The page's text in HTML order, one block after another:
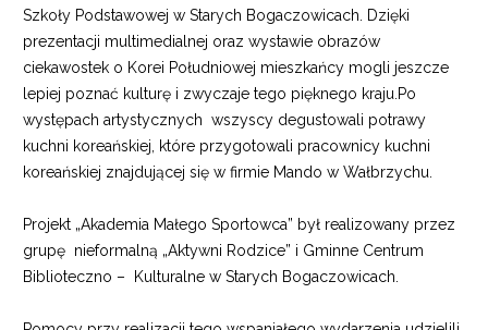
Szkoły Podstawowej w Starych Bogaczowicach. Dzięki
prezentacji multimedialnej oraz wystawie obrazów
ciekawostek o Korei Południowej mieszkańcy mogli jeszcze
lepiej poznać kulturę i zwyczaje tego pięknego kraju.Po
występach artystycznych wszyscy degustowali potrawy
kuchni koreańskiej, które przygotowali pracownicy kuchni
koreańskiej znajdującej się w firmie Mando w Wałbrzychu.
Projekt „Akademia Małego Sportowca” był realizowany przez
grupę nieformalną „Aktywni Rodzice” i Gminne Centrum
Biblioteczno – Kulturalne w Starych Bogaczowicach.